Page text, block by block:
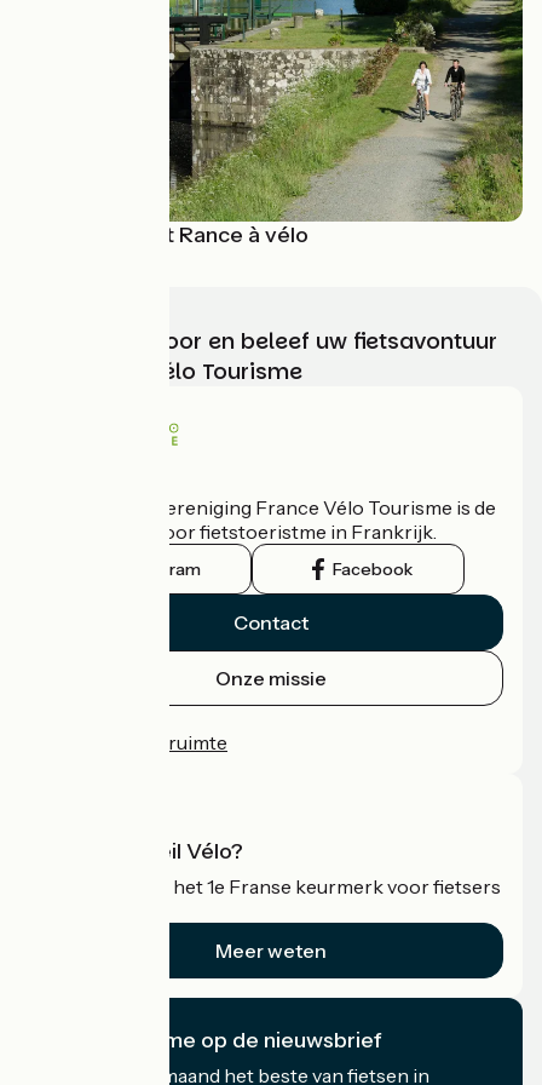
Le canal d'Ile et Rance à vélo
Kies, bereid voor en beleef uw fietsavontuur
met France Vélo Tourisme
De nationale vereniging France Vélo Tourisme is de
officiële gids voor fietstoeristme in Frankrijk.
Instagram Facebook
Contact
Onze missie
Professionele ruimte
Wat is Accueil Vélo?
Accueil Vélo is het 1e Franse keurmerk voor fietsers
Meer weten
Ik abonneer me op de nieuwsbrief
Ontvang elke maand het beste van fietsen in